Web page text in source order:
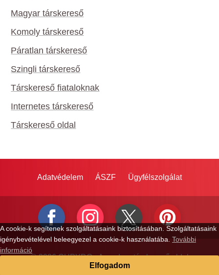
Magyar társkereső
Komoly társkereső
Páratlan társkereső
Szingli társkereső
Társkereső fiataloknak
Internetes társkereső
Társkereső oldal
A cookie-k segítenek szolgáltatásaink biztosításában. Szolgáltatásaink
igénybevételével beleegyezel a cookie-k használatába. További
információ
Elfogadom
© 2026 CUPYDO - A modern társkereső oldal
Adatvédelem ÁSZF Ügyfélszolgálat